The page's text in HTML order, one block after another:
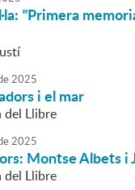
"Primera
2025
i el mar
del Llibre
2025
Montse Albets i
del Llibre